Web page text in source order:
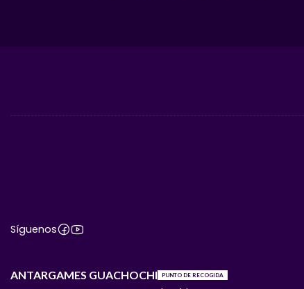
Síguenos
ANTARGAMES GUACHOCHI PUNTO DE RECOGIDA